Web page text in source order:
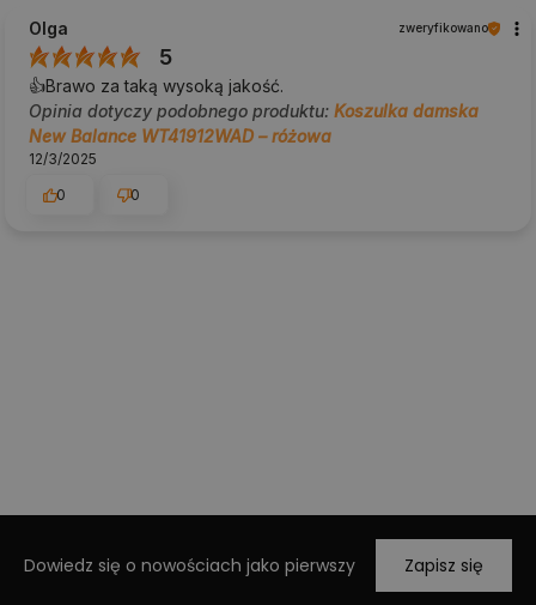
Olga zweryfikowano
5
👍️Brawo za taką wysoką jakość.
Opinia dotyczy podobnego produktu: Koszulka damska
New Balance WT41912WAD – różowa
12/3/2025
0
0
Dowiedz się o nowościach jako pierwszy Zapisz się